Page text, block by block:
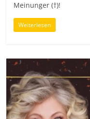
Meinunger (†)!
Weiterlesen